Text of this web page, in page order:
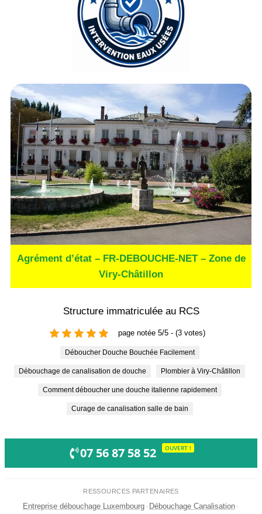
Agrément d’état – FR-DEBOUCHE-NET – Zone de
Viry-Châtillon
Structure immatriculée au RCS
page notée 5/5 - (3 votes)
Déboucher Douche Bouchée Facilement
Débouchage de canalisation de douche Plombier à Viry-Châtillon
Comment déboucher une douche italienne rapidement
Curage de canalisation salle de bain
07 56 87 58 52 OUVERT !
RESSOURCES PARTENAIRES
Entreprise débouchage Luxembourg · Débouchage Canalisation ·